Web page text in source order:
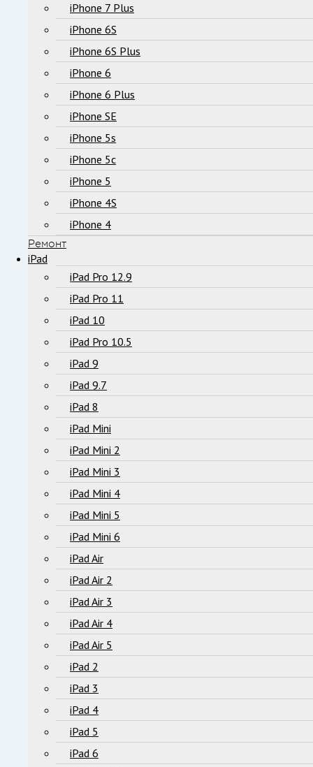
iPhone 7 Plus
iPhone 6S
iPhone 6S Plus
iPhone 6
iPhone 6 Plus
iPhone SE
iPhone 5s
iPhone 5c
iPhone 5
iPhone 4S
iPhone 4
Ремонт
iPad
iPad Pro 12.9
iPad Pro 11
iPad 10
iPad Pro 10.5
iPad 9
iPad 9.7
iPad 8
iPad Mini
iPad Mini 2
iPad Mini 3
iPad Mini 4
iPad Mini 5
iPad Mini 6
iPad Air
iPad Air 2
iPad Air 3
iPad Air 4
iPad Air 5
iPad 2
iPad 3
iPad 4
iPad 5
iPad 6